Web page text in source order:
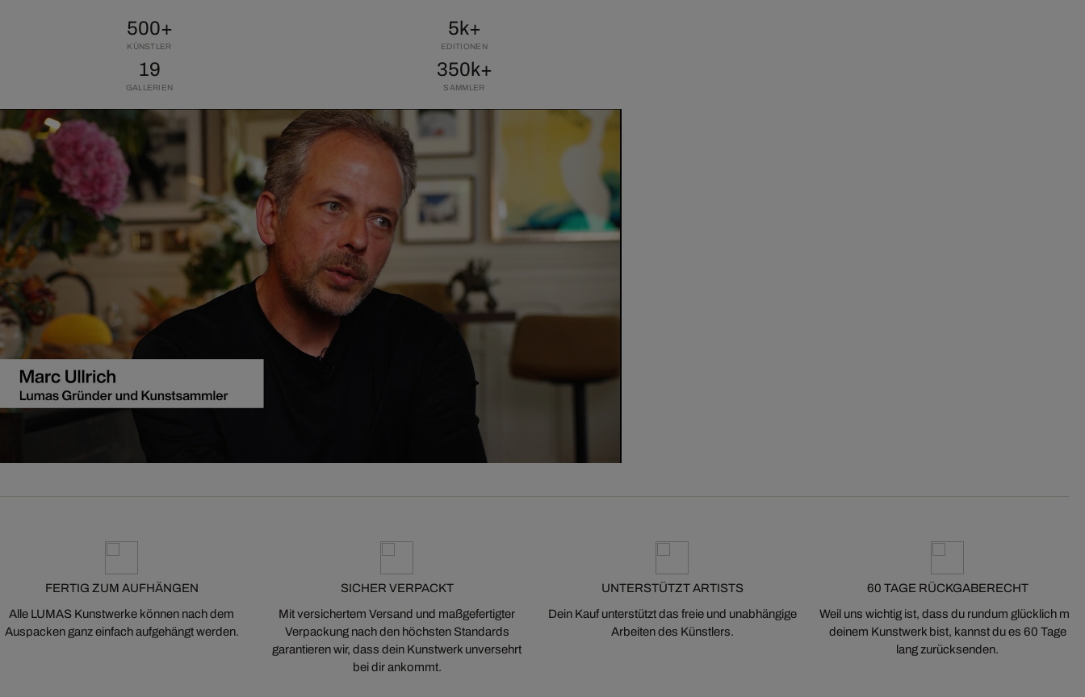
500+
KÜNSTLER
5k+
EDITIONEN
19
GALLERIEN
350k+
SAMMLER
FERTIG ZUM AUFHÄNGEN
Alle LUMAS Kunstwerke können nach dem
Auspacken ganz einfach aufgehängt werden.
SICHER VERPACKT
Mit versichertem Versand und maßgefertigter
Verpackung nach den höchsten Standards
garantieren wir, dass dein Kunstwerk unversehrt
bei dir ankommt.
UNTERSTÜTZT ARTISTS
Dein Kauf unterstützt das freie und unabhängige
Arbeiten des Künstlers.
60 TAGE RÜCKGABERECHT
Weil uns wichtig ist, dass du rundum glücklich mit
deinem Kunstwerk bist, kannst du es 60 Tage
lang zurücksenden.